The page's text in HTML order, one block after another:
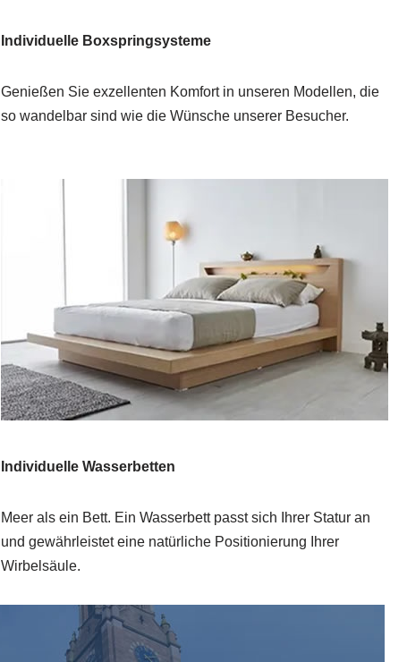
Individuelle Boxspringsysteme
Genießen Sie exzellenten Komfort in unseren Modellen, die
so wandelbar sind wie die Wünsche unserer Besucher.
Individuelle Wasserbetten
Meer als ein Bett. Ein Wasserbett passt sich Ihrer Statur an
und gewährleistet eine natürliche Positionierung Ihrer
Wirbelsäule.